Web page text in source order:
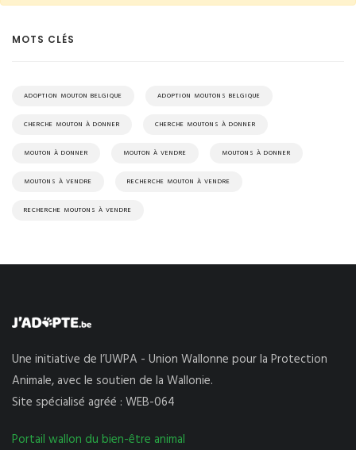
MOTS CLÉS
ADOPTION MOUTON BELGIQUE ADOPTION MOUTONS BELGIQUE
CHERCHE MOUTON À DONNER CHERCHE MOUTONS À DONNER
MOUTON À DONNER MOUTON À VENDRE MOUTONS À DONNER
MOUTONS À VENDRE RECHERCHE MOUTON À VENDRE
RECHERCHE MOUTONS À VENDRE
Une initiative de l’UWPA - Union Wallonne pour la Protection
Animale, avec le soutien de la Wallonie.
Site spécialisé agréé : WEB-064
Portail wallon du bien-être animal